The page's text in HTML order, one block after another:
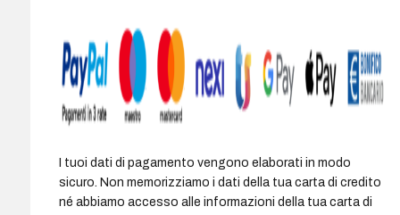
integrate,
scientifiche
protettiva
I tuoi dati di pagamento vengono elaborati in modo
sicuro. Non memorizziamo i dati della tua carta di credito
né abbiamo accesso alle informazioni della tua carta di